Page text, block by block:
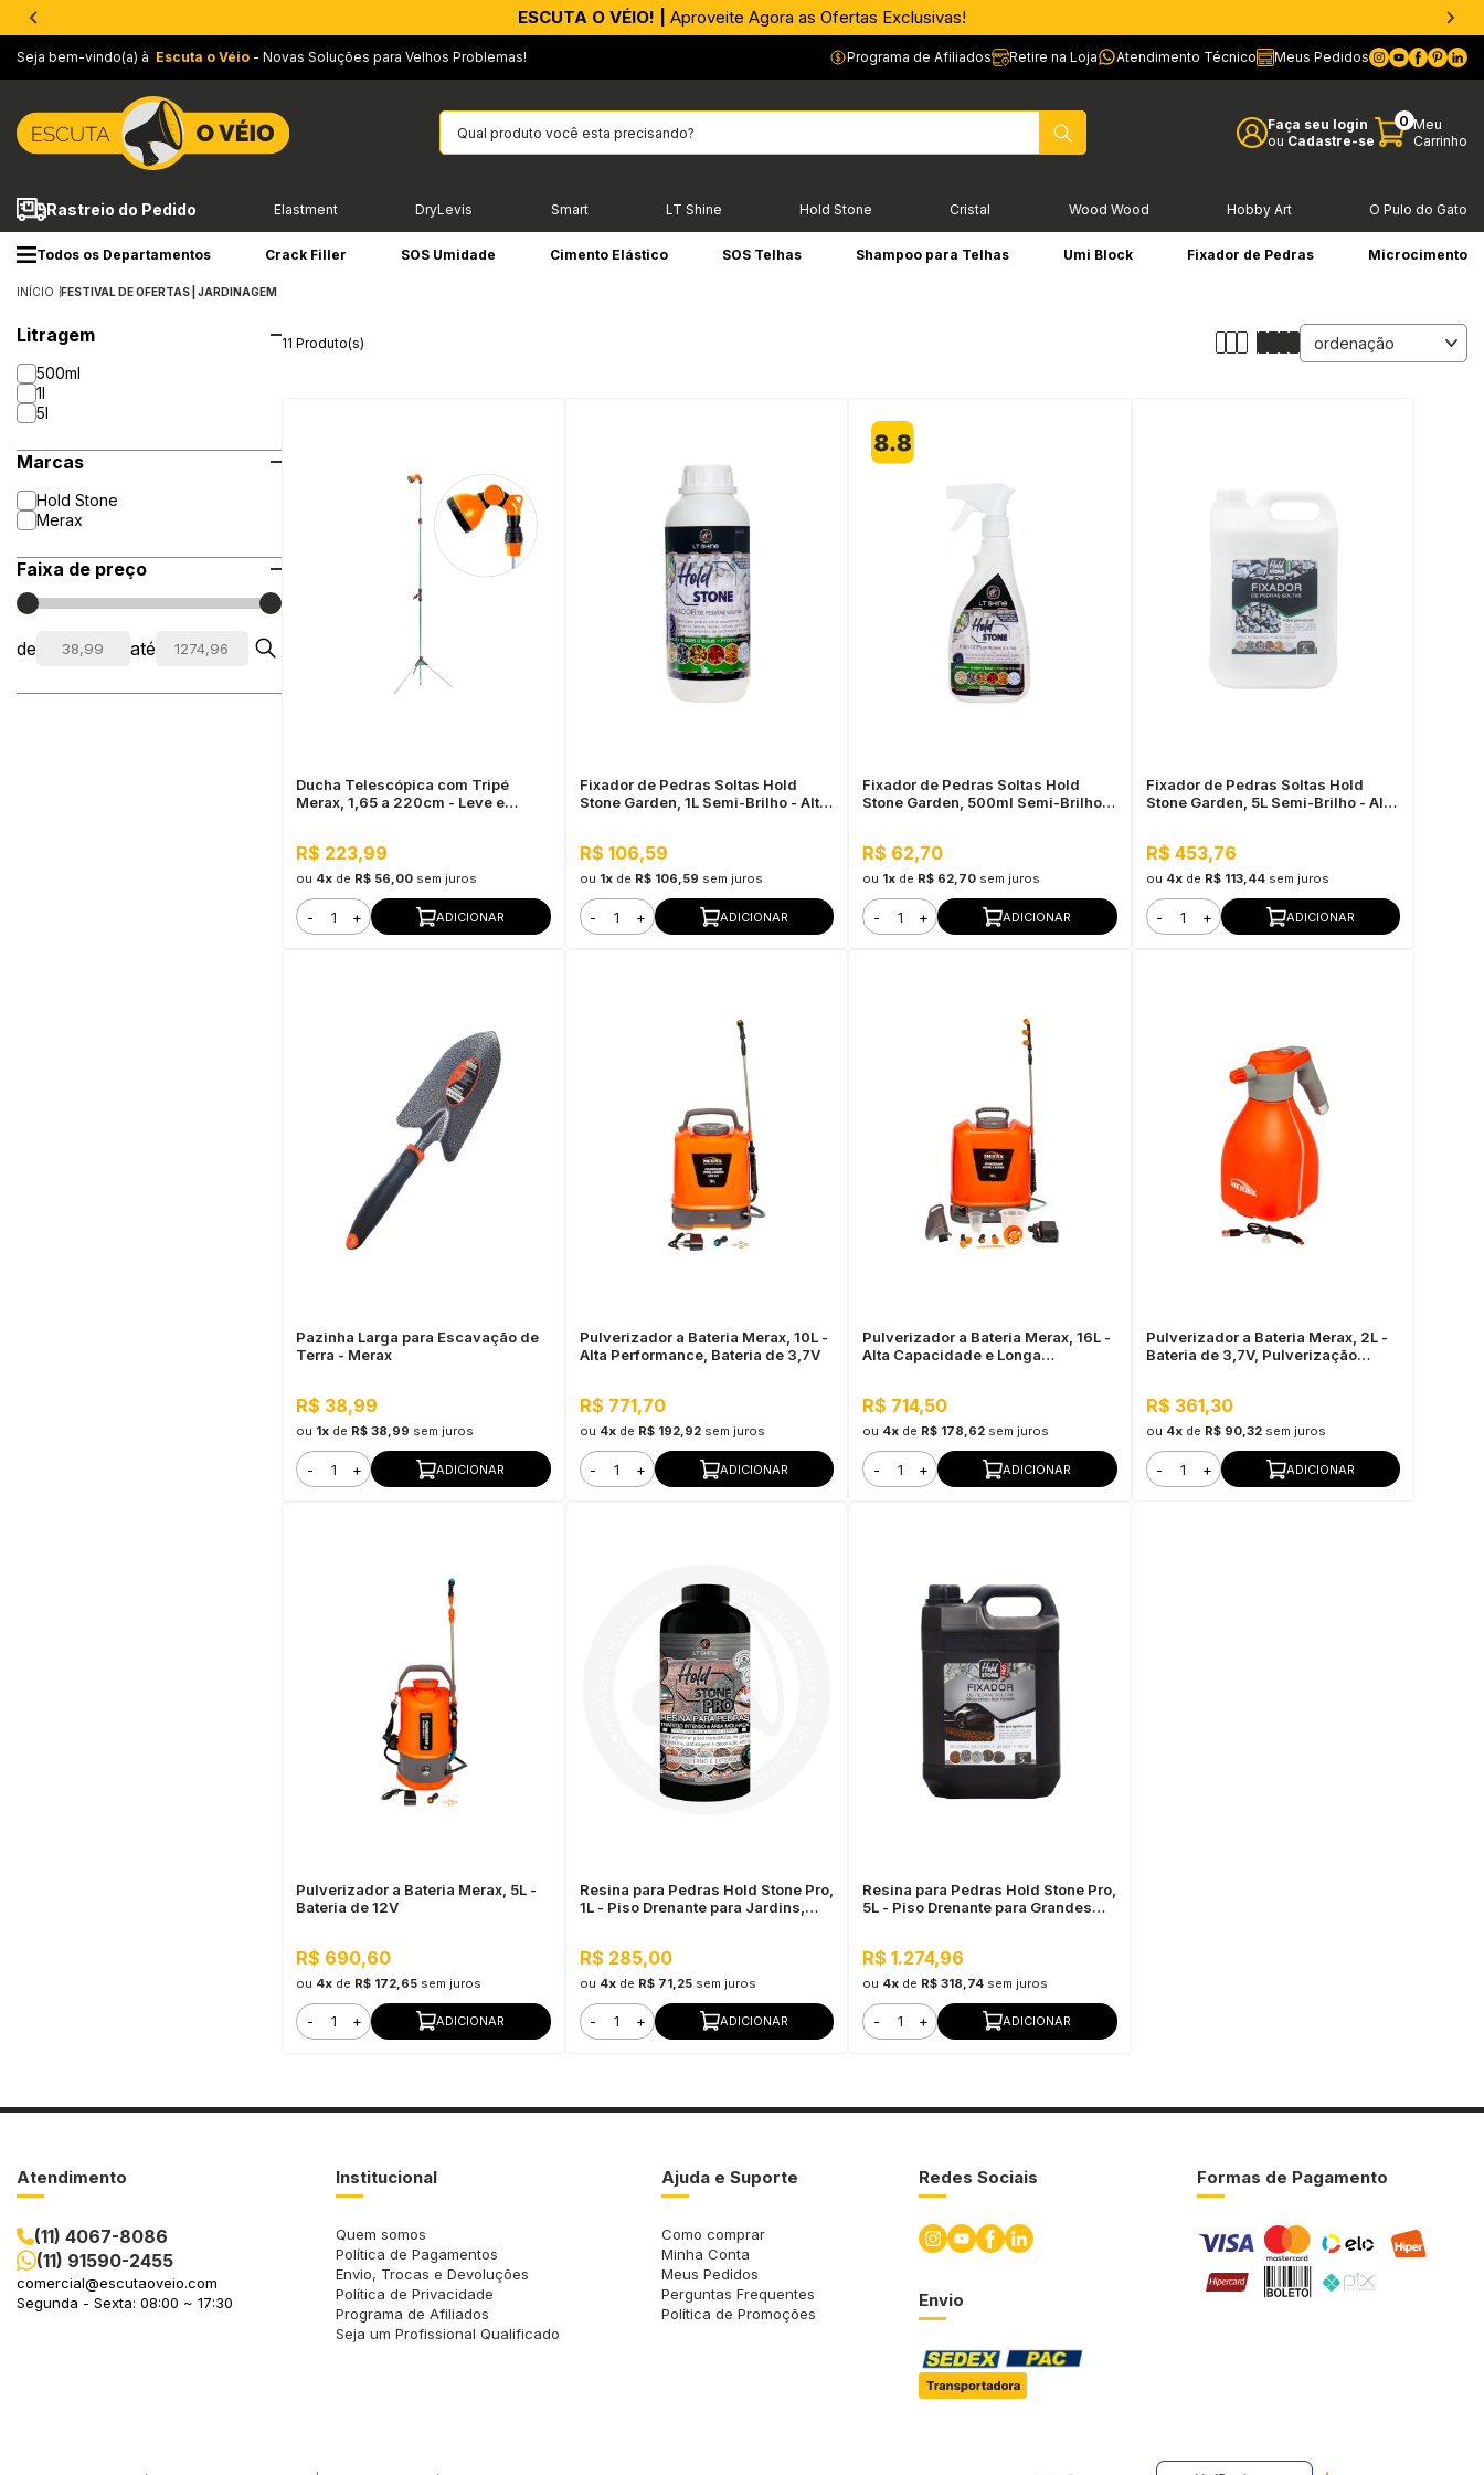
ESCUTA O VÉIO! | Aproveite Agora as Ofertas Exclusivas!
Seja bem-vindo(a) à Escuta o Véio - Novas Soluções para Velhos Problemas! Programa de Afiliados Retire na Loja Atendimento Técnico Meus Pedidos
Faça seu login
ou Cadastre-se
0 Meu
Carrinho
Rastreio do Pedido Elastment DryLevis Smart LT Shine Hold Stone Cristal Wood Wood Hobby Art O Pulo do Gato
Todos os Departamentos Crack Filler SOS Umidade Cimento Elástico SOS Telhas Shampoo para Telhas Umi Block Fixador de Pedras Microcimento
INÍCIO FESTIVAL DE OFERTAS | JARDINAGEM
Litragem
500ml
1l
5l
Marcas
Hold Stone
Merax
Faixa de preço
de até
11 Produto(s)
Ducha Telescópica com Tripé
Merax, 1,65 a 220cm - Leve e
R$ 223,99
ou 4x de R$ 56,00 sem juros
- + ADICIONAR
Fixador de Pedras Soltas Hold
Stone Garden, 1L Semi-Brilho - Alta
R$ 106,59
ou 1xde R$ 106,59 sem juros
- + ADICIONAR
Fixador de Pedras Soltas Hold
Stone Garden, 500ml Semi-Brilho -
R$ 62,70
ou 1x de R$ 62,70 sem juros
- + ADICIONAR
Fixador de Pedras Soltas Hold
Stone Garden, 5L Semi-Brilho - Alta
R$ 453,76
ou 4xde R$ 113,44 sem juros
- + ADICIONAR
Pazinha Larga para Escavação de
Terra - Merax
R$ 38,99
ou 1x de R$ 38,99 sem juros
- + ADICIONAR
Pulverizador a Bateria Merax, 10L -
Alta Performance, Bateria de 3,7V
R$ 771,70
ou 4xde R$ 192,92 sem juros
- + ADICIONAR
Pulverizador a Bateria Merax, 16L -
Alta Capacidade e Longa
R$ 714,50
ou 4x de R$ 178,62 sem juros
- + ADICIONAR
Pulverizador a Bateria Merax, 2L -
Bateria de 3,7V, Pulverização
R$ 361,30
ou 4xde R$ 90,32 sem juros
- + ADICIONAR
Pulverizador a Bateria Merax, 5L -
Bateria de 12V
R$ 690,60
ou 4x de R$ 172,65 sem juros
- + ADICIONAR
Resina para Pedras Hold Stone Pro,
1L - Piso Drenante para Jardins,
R$ 285,00
ou 4xde R$ 71,25 sem juros
- + ADICIONAR
Resina para Pedras Hold Stone Pro,
5L - Piso Drenante para Grandes
R$ 1.274,96
ou 4x de R$ 318,74 sem juros
- + ADICIONAR
Atendimento
(11) 4067-8086
(11) 91590-2455
comercial@escutaoveio.com
Segunda - Sexta: 08:00 ~ 17:30
Institucional
Quem somos
Política de Pagamentos
Envio, Trocas e Devoluções
Política de Privacidade
Programa de Afiliados
Seja um Profissional Qualificado
Ajuda e Suporte
Como comprar
Minha Conta
Meus Pedidos
Perguntas Frequentes
Política de Promoções
Redes Sociais
Envio
Formas de Pagamento